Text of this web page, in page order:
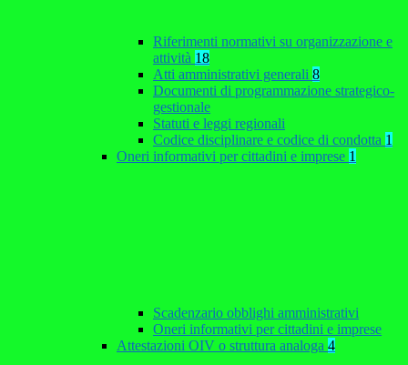
Riferimenti normativi su organizzazione e
attività 18
Atti amministrativi generali 8
Documenti di programmazione strategico-
gestionale
Statuti e leggi regionali
Codice disciplinare e codice di condotta 1
Oneri informativi per cittadini e imprese 1
Scadenzario obblighi amministrativi
Oneri informativi per cittadini e imprese
Attestazioni OIV o struttura analoga 4